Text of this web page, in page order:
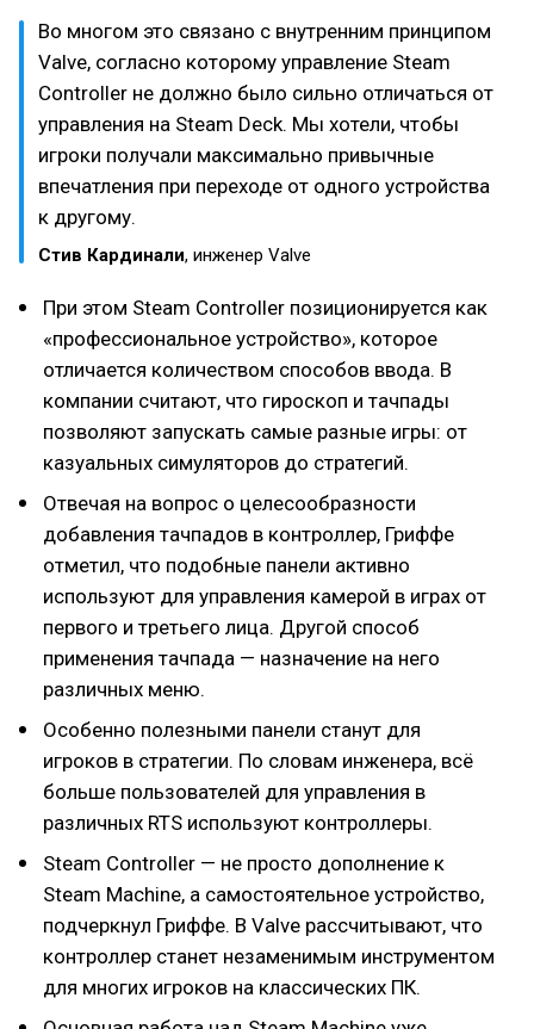
Во многом это связано с внутренним принципом
Valve, согласно которому управление Steam
Controller не должно было сильно отличаться от
управления на Steam Deck. Мы хотели, чтобы
игроки получали максимально привычные
впечатления при переходе от одного устройства
к другому.
Стив Кардинали, инженер Valve
При этом Steam Controller позиционируется как
«профессиональное устройство», которое
отличается количеством способов ввода. В
компании считают, что гироскоп и тачпады
позволяют запускать самые разные игры: от
казуальных симуляторов до стратегий.
Отвечая на вопрос о целесообразности
добавления тачпадов в контроллер, Гриффе
отметил, что подобные панели активно
используют для управления камерой в играх от
первого и третьего лица. Другой способ
применения тачпада — назначение на него
различных меню.
Особенно полезными панели станут для
игроков в стратегии. По словам инженера, всё
больше пользователей для управления в
различных RTS используют контроллеры.
Steam Controller — не просто дополнение к
Steam Machine, а самостоятельное устройство,
подчеркнул Гриффе. В Valve рассчитывают, что
контроллер станет незаменимым инструментом
для многих игроков на классических ПК.